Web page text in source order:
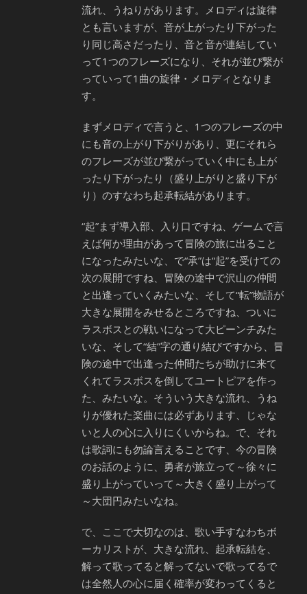
流れ、うねりがあります。メロディは旋律
とも言いますが、音が上がったり下がった
り同じ高さだったり、音と音が連結してい
って1つのフレーズになり、それが並び繋が
っていって1曲の旋律・メロディとなりま
す。
まずメロディで言うと、1つのフレーズの中
にも音の上がり下がりがあり、更にそれら
のフレーズが並び繋がっていく中にも上が
ったり下がったり（盛り上がりと盛り下が
り）のすなわち起承転結があります。
“起”まず導入部、入り口ですね、ゲームで言
えば何か理由があって冒険の旅に出ること
になったみたいな、で“承”は“起”を受けての
次の展開ですね、冒険の途中で沢山の仲間
と出逢っていくみたいな、そして“転”物語が
大きな展開をみせるところですね、ついに
ラスボスとの戦いになって大ピーンチみた
いな、そして“結”字の通り結びですから、冒
険の途中で出逢った仲間たちが助けに来て
くれてラスボスを倒してユートピアを作っ
た、みたいな。そういう大きな流れ、うね
りが優れた楽曲には必ずあります、じゃな
いと人の心に入りにくいからね。で、それ
は歌詞にも勿論言えることです、今の冒険
のお話のように、勇者が旅立って～徐々に
盛り上がっていって～大きく盛り上がって
～大団円みたいなね。
で、ここで大切なのは、歌い手すなわちボ
ーカリストが、大きな流れ、起承転結を、
解って歌ってると解ってないで歌ってるで
は全然人の心に届く確率が変わってくると